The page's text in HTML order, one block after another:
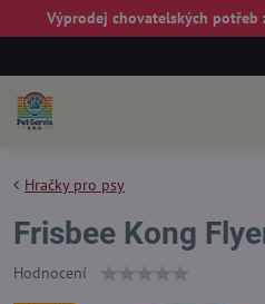
Výprodej chovatelských potřeb
Hračky pro psy
Frisbee Kong
Hodnocení